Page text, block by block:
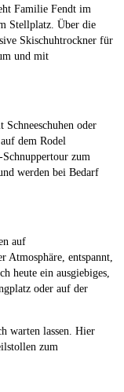
Familie Fendt im
Stellplatz. Über die
Skischuhtrockner für
und mit
oder
dem Rodel
zum
werden bei Bedarf
auf
entspannt,
heute ein ausgiebiges,
oder auf der
warten lassen. Hier
zum